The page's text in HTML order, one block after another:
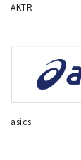
AKTR
asics